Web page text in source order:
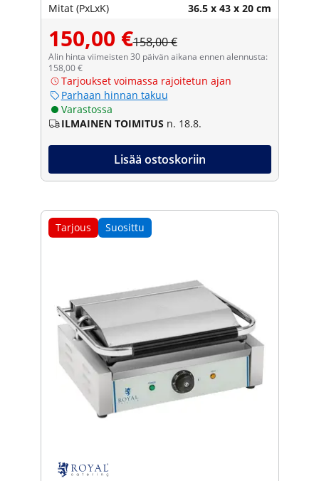
Mitat (PxLxK) 36.5 x 43 x 20 cm
150,00 €158,00 €
Alin hinta viimeisten 30 päivän aikana ennen alennusta:
158,00 €
Tarjoukset voimassa rajoitetun ajan
Parhaan hinnan takuu
Varastossa
ILMAINEN TOIMITUS n. 18.8.
Lisää ostoskoriin
Tarjous Suosittu